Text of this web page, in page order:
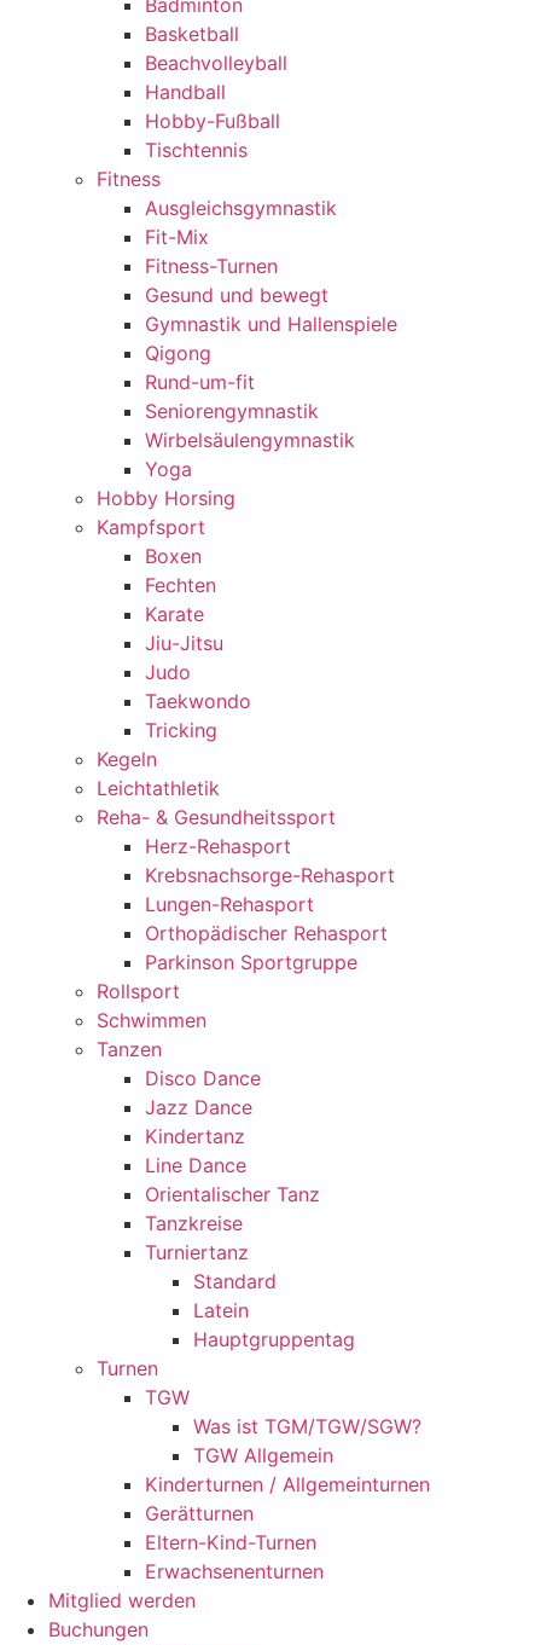
Badminton
Basketball
Beachvolleyball
Handball
Hobby-Fußball
Tischtennis
Fitness
Ausgleichsgymnastik
Fit-Mix
Fitness-Turnen
Gesund und bewegt
Gymnastik und Hallenspiele
Qigong
Rund-um-fit
Seniorengymnastik
Wirbelsäulengymnastik
Yoga
Hobby Horsing
Kampfsport
Boxen
Fechten
Karate
Jiu-Jitsu
Judo
Taekwondo
Tricking
Kegeln
Leichtathletik
Reha- & Gesundheitssport
Herz-Rehasport
Krebsnachsorge-Rehasport
Lungen-Rehasport
Orthopädischer Rehasport
Parkinson Sportgruppe
Rollsport
Schwimmen
Tanzen
Disco Dance
Jazz Dance
Kindertanz
Line Dance
Orientalischer Tanz
Tanzkreise
Turniertanz
Standard
Latein
Hauptgruppentag
Turnen
TGW
Was ist TGM/TGW/SGW?
TGW Allgemein
Kinderturnen / Allgemeinturnen
Gerätturnen
Eltern-Kind-Turnen
Erwachsenenturnen
Mitglied werden
Buchungen